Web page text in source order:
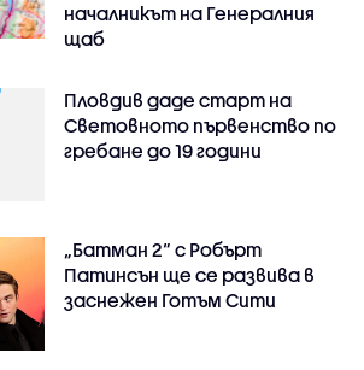
началникът на Генералния
щаб
Пловдив даде старт на
Световното първенство по
гребане до 19 години
„Батман 2“ с Робърт
Патинсън ще се развива в
заснежен Готъм Сити